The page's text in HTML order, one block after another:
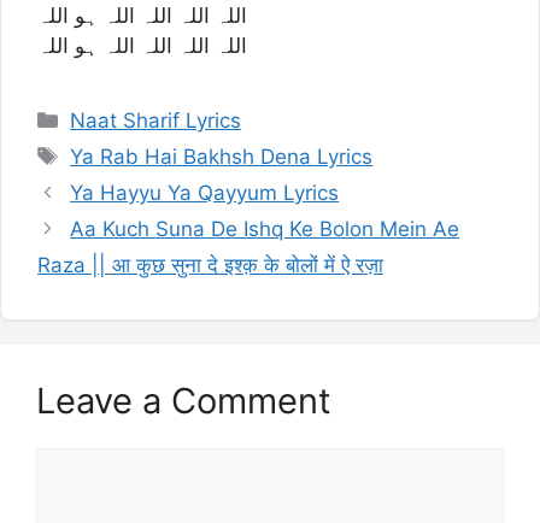
اللہ اللہ اللہ اللہ ہو اللہ
اللہ اللہ اللہ اللہ ہو اللہ
Categories
Naat Sharif Lyrics
Tags
Ya Rab Hai Bakhsh Dena Lyrics
Ya Hayyu Ya Qayyum Lyrics
Aa Kuch Suna De Ishq Ke Bolon Mein Ae
Raza || आ कुछ सुना दे इश्क़ के बोलों में ऐ रज़ा
Leave a Comment